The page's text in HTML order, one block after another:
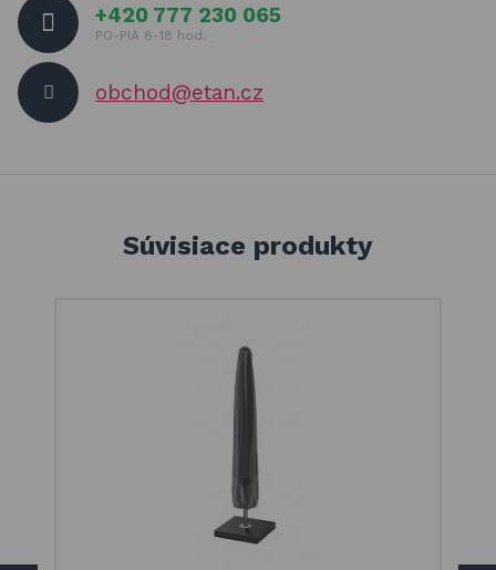
+420 777 230 065
PO-PIA 8-18 hod.
obchod@etan.cz
Súvisiace produkty